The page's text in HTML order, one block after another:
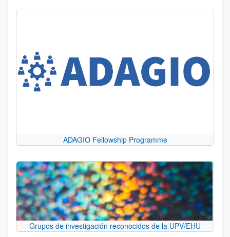
ADAGIO Fellowship Programme
Grupos de investigación reconocidos de la UPV/EHU